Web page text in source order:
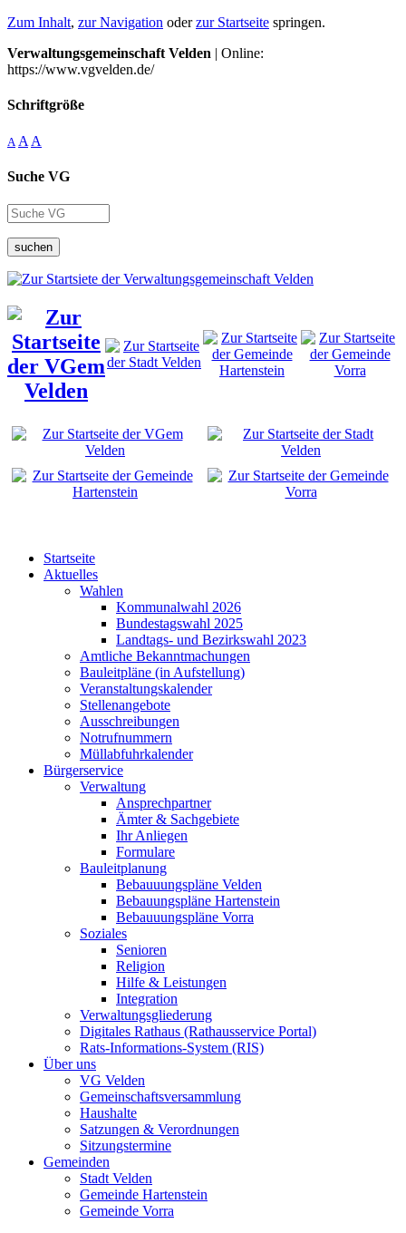
Zum Inhalt, zur Navigation oderzur Startseite springen.
Verwaltungsgemeinschaft Velden | Online:
https://www.vgvelden.de/
Schriftgröße
A A A
Suche VG
suchen
Startseite
Aktuelles
Wahlen
Kommunalwahl 2026
Bundestagswahl 2025
Landtags- und Bezirkswahl 2023
Amtliche Bekanntmachungen
Bauleitpläne (in Aufstellung)
Veranstaltungskalender
Stellenangebote
Ausschreibungen
Notrufnummern
Müllabfuhrkalender
Bürgerservice
Verwaltung
Ansprechpartner
Ämter & Sachgebiete
Ihr Anliegen
Formulare
Bauleitplanung
Bebauuungspläne Velden
Bebauungspläne Hartenstein
Bebauuungspläne Vorra
Soziales
Senioren
Religion
Hilfe & Leistungen
Integration
Verwaltungsgliederung
Digitales Rathaus (Rathausservice Portal)
Rats-Informations-System (RIS)
Über uns
VG Velden
Gemeinschaftsversammlung
Haushalte
Satzungen & Verordnungen
Sitzungstermine
Gemeinden
Stadt Velden
Gemeinde Hartenstein
Gemeinde Vorra